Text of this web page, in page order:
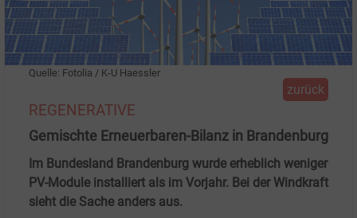
Quelle: Fotolia / K-U Haessler
zurück
REGENERATIVE
Gemischte Erneuerbaren-Bilanz in Brandenburg
Im Bundesland Brandenburg wurde erheblich weniger
PV-Module installiert als im Vorjahr. Bei der Windkraft
sieht die Sache anders aus.